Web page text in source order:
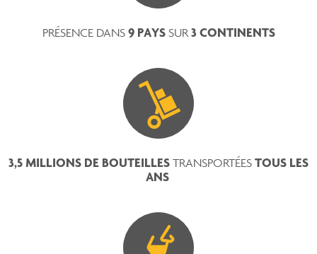
PRÉSENCE DANS 9 PAYS SUR3 CONTINENTS
3,5 MILLIONS DE BOUTEILLES TRANSPORTÉES TOUS LES
ANS